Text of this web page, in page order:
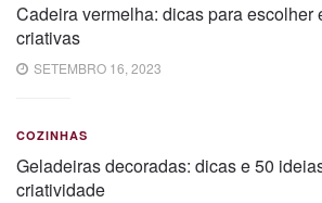
Cadeira vermelha: dicas para escolher
criativas
SETEMBRO 16, 2023
COZINHAS
Geladeiras decoradas: dicas e 50
criatividade